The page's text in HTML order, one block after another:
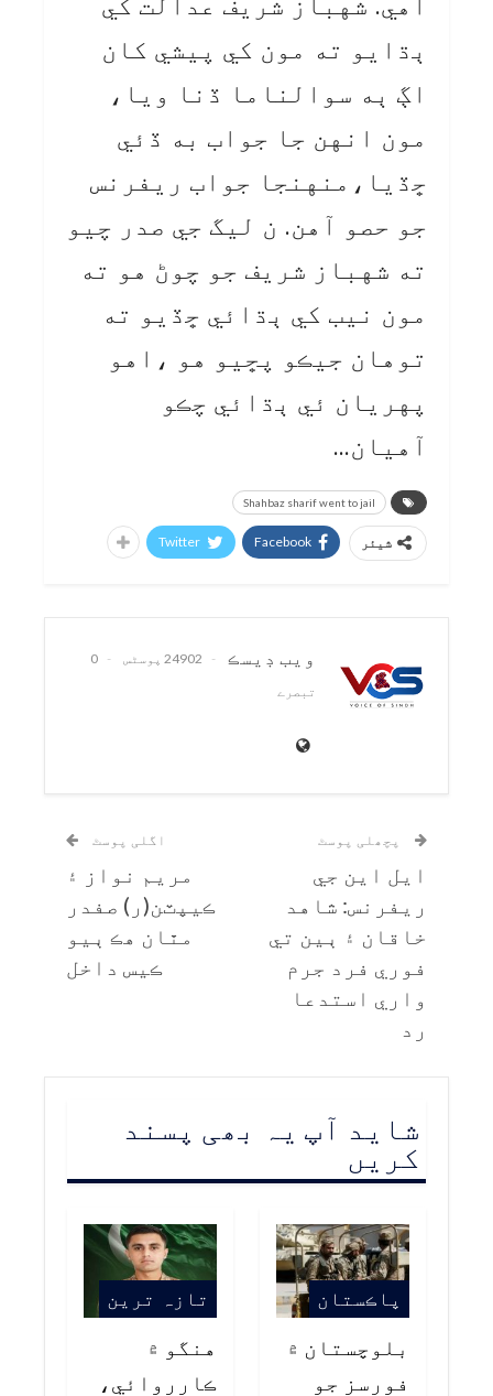
ٻڌايو ته مون کي پيشي کان
اڳ ٻه سوالناما ڏنا ويا،
مون انهن جا جواب به ڏئي
ڇڏيا،منهنجا جواب ريفرنس
جو حصو آهن. ن ليگ جي صدر چيو
ته شهباز شريف جو چوڻ هو ته
مون نيب کي ٻڌائي ڇڏيو ته
توهان جيڪو پڇيو هو ،اهو
پهريان ئي ٻڌائي چڪو
آهيان…
Shahbaz sharif went to jail
شیئر Facebook
Twitter
ويب ڊيسڪ 24902 پوسٹس
0
تبصرے
پچھلی پوسٹ
ايل اين جي
ريفرنس: شاهد
خاقان ۽ ٻين تي
فوري فرد جرم
واري استدعا
رد
اگلی پوسٹ
مريم نواز ۽
ڪيپٽن(ر) صفدر
مٿان هڪ ٻيو
ڪيس داخل
شاید آپ یہ بھی پسند
کریں
پاڪستان
بلوچستان ۾
فورسز جو
تازہ ترین
هنگو ۾
ڪارروائي،